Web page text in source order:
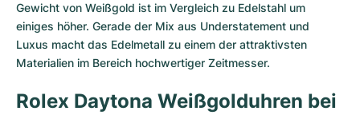
Gewicht von Weißgold ist im Vergleich zu Edelstahl um
einiges höher. Gerade der Mix aus Understatement und
Luxus macht das Edelmetall zu einem der attraktivsten
Materialien im Bereich hochwertiger Zeitmesser.
Rolex Daytona Weißgolduhren bei